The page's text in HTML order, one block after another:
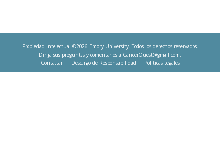
Propiedad Intelectual ©2026 Emory University. Todos los derechos reservados.
Dirija sus preguntas y comentarios a CancerQuest@gmail.com.
Footer
Contactar Descargo de Responsabilidad Políticas Legales